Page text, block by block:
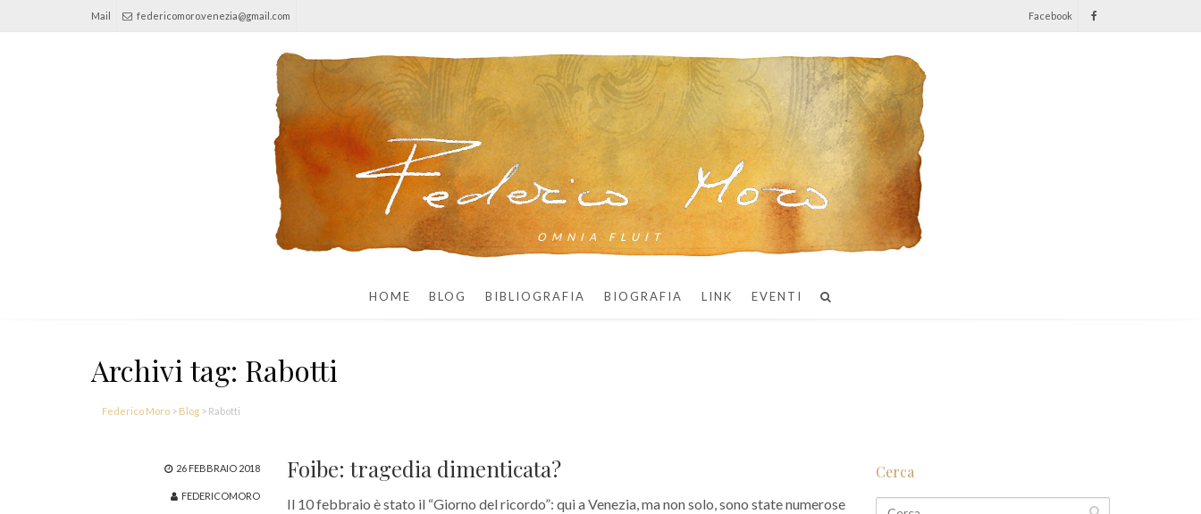
Mail federicomoro.venezia@gmail.com Facebook
OMNIA FLUIT
HOME BLOG BIBLIOGRAFIA BIOGRAFIA LINK EVENTI
Archivi tag: Rabotti
Federico Moro > Blog > Rabotti
26 FEBBRAIO 2018
FEDERICOMORO
Foibe: tragedia dimenticata?
Il 10 febbraio è stato il “Giorno del ricordo”: qui a Venezia, ma non solo, sono state numerose
Cerca